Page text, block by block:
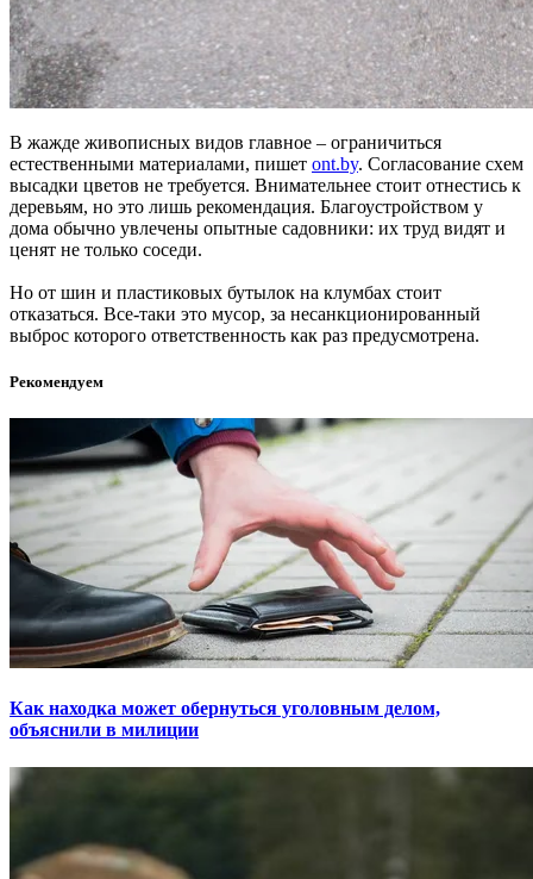
В жажде живописных видов главное – ограничиться
естественными материалами, пишет ont.by. Согласование схем
высадки цветов не требуется. Внимательнее стоит отнестись к
деревьям, но это лишь рекомендация. Благоустройством у
дома обычно увлечены опытные садовники: их труд видят и
ценят не только соседи.
Но от шин и пластиковых бутылок на клумбах стоит
отказаться. Все-таки это мусор, за несанкционированный
выброс которого ответственность как раз предусмотрена.
Рекомендуем
Как находка может обернуться уголовным делом,
объяснили в милиции